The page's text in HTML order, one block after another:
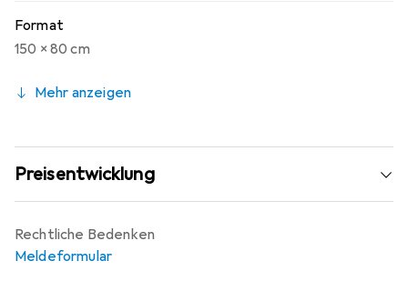
Format
150 x 80 cm
Mehr anzeigen
Preisentwicklung
Rechtliche Bedenken
Meldeformular